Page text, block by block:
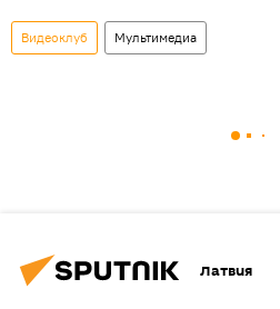
Видеоклуб Мультимедиа
Латвия